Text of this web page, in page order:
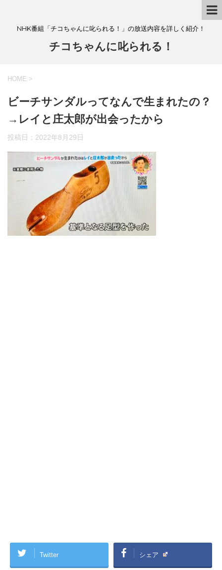
NHK番組「チコちゃんに叱られる！」の放送内容を詳しく紹介！
チコちゃんに叱られる！
HOME >
ビーチサンダルってなんで生まれたの？
→レイと庄太郎が出会ったから
投稿日： 2022年8月29日
Twitter シェア